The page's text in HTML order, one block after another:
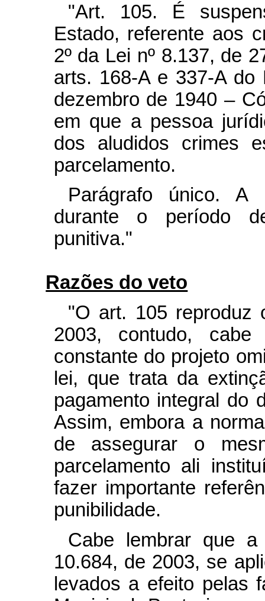
"Art. 105. É
Estado, referente aos
2º da Lei nº 8.137, de
arts. 168-A e 337-A do
dezembro de 1940 –
em que a pessoa
dos aludidos crimes
parcelamento.
Parágrafo único. A
durante o período
punitiva."
Razões do veto
"O art. 105 reproduz
2003, contudo,
constante do projeto
lei, que trata da
pagamento integral do
Assim, embora a
de assegurar o
parcelamento ali
fazer importante
punibilidade.
Cabe lembrar que
10.684, de 2003, se
levados a efeito pelas